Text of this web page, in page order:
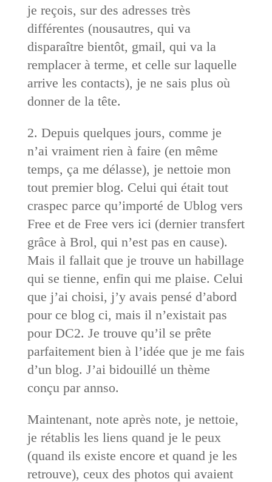
je reçois, sur des adresses très
différentes (nousautres, qui va
disparaître bientôt, gmail, qui va la
remplacer à terme, et celle sur laquelle
arrive les contacts), je ne sais plus où
donner de la tête.
2. Depuis quelques jours, comme je
n’ai vraiment rien à faire (en même
temps, ça me délasse), je nettoie mon
tout premier blog. Celui qui était tout
craspec parce qu’importé de Ublog vers
Free et de Free vers ici (dernier transfert
grâce à Brol, qui n’est pas en cause).
Mais il fallait que je trouve un habillage
qui se tienne, enfin qui me plaise. Celui
que j’ai choisi, j’y avais pensé d’abord
pour ce blog ci, mais il n’existait pas
pour DC2. Je trouve qu’il se prête
parfaitement bien à l’idée que je me fais
d’un blog. J’ai bidouillé un thème
conçu par annso.
Maintenant, note après note, je nettoie,
je rétablis les liens quand je le peux
(quand ils existe encore et quand je les
retrouve), ceux des photos qui avaient